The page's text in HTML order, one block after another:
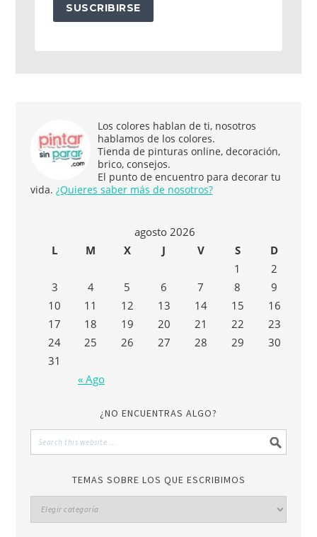
SUSCRIBIRSE
Los colores hablan de ti, nosotros
hablamos de los colores.
Tienda de pinturas online, decoración,
brico, consejos.
El punto de encuentro para decorar tu
vida. ¿Quieres saber más de nosotros?
agosto 2026
L
M X J V S D
« Ago
1
2
3
4 5 6 7 8
9
10
11 12 13 14 15
16
17
18 19 20 21 22
23
24
25 26 27 28 29
30
31
¿NO ENCUENTRAS ALGO?
TEMAS SOBRE LOS QUE ESCRIBIMOS